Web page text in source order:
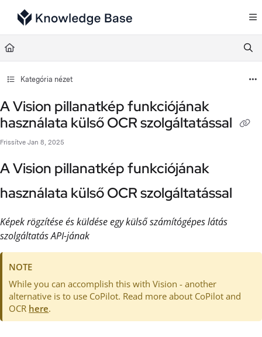
Documentation Index
Fetch the complete documentation index at:
Use this file to discover all available pages before exploring further.
Kategória nézet
A Vision pillanatkép funkciójának
használata külső OCR szolgáltatással
Frissítve Jan 8, 2025
A Vision pillanatkép funkciójának
használata külső OCR szolgáltatással
Képek rögzítése és küldése egy külső számítógépes látás
szolgáltatás API-jának
NOTE
While you can accomplish this with Vision - another
alternative is to use CoPilot. Read more about CoPilot and
OCR here.